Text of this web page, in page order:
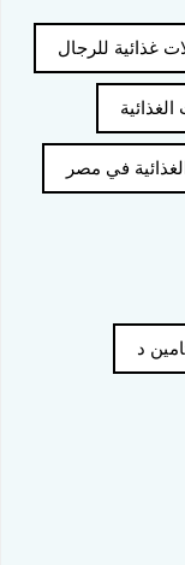
غذائية للرجال
في مصر
د